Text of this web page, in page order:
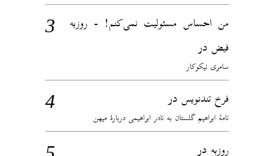
من احساس مسئولیت نمی‌کنم! - روزبه
فیض در
سامری نیکوکار
فرخ تندنویس در
نامهٔ ابراهیم گلستان به نادر ابراهیمی دربارهٔ میهن
روزبه در